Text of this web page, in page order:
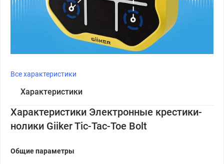
Все характеристики
Характеристики
Характеристики Электронные крестики-
нолики Giiker Tic-Tac-Toe Bolt
Общие параметры